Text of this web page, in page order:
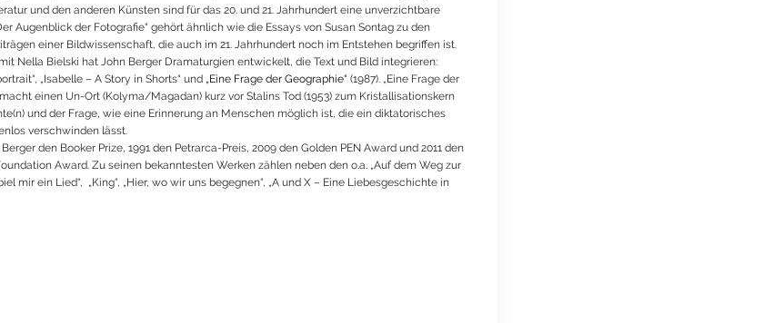
und den anderen Künsten sind für das 20. und 21. Jahrhundert eine unverzichtbare
Augenblick der Fotografie“ gehört ähnlich wie die Essays von Susan Sontag zu den
einer Bildwissenschaft, die auch im 21. Jahrhundert noch im Entstehen begriffen ist.
Nella Bielski hat John Berger Dramaturgien entwickelt, die Text und Bild integrieren:
„Isabelle – A Story in Shorts“ und „Eine Frage der Geographie“ (1987). „Eine Frage der
einen Un-Ort (Kolyma/Magadan) kurz vor Stalins Tod (1953) zum Kristallisationskern
und der Frage, wie eine Erinnerung an Menschen möglich ist, die ein diktatorisches
verschwinden lässt.
den Booker Prize, 1991 den Petrarca-Preis, 2009 den Golden PEN Award und 2011 den
Award. Zu seinen bekanntesten Werken zählen neben den o.a. „Auf dem Weg zur
mir ein Lied“, „King“, „Hier, wo wir uns begegnen“, „A und X – Eine Liebesgeschichte in